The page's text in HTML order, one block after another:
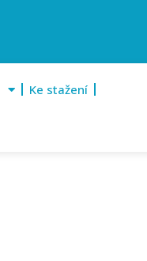
Ke stažení